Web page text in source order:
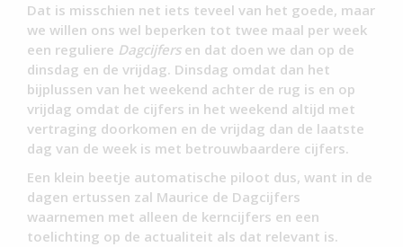
Dat is misschien net iets teveel van het goede, maar
we willen ons wel beperken tot twee maal per week
een reguliere Dagcijfersen dat doen we dan op de
dinsdag en de vrijdag. Dinsdag omdat dan het
bijplussen van het weekend achter de rug is en op
vrijdag omdat de cijfers in het weekend altijd met
vertraging doorkomen en de vrijdag dan de laatste
dag van de week is met betrouwbaardere cijfers.
Een klein beetje automatische piloot dus, want in de
dagen ertussen zal Maurice de Dagcijfers
waarnemen met alleen de kerncijfers en een
toelichting op de actualiteit als dat relevant is.